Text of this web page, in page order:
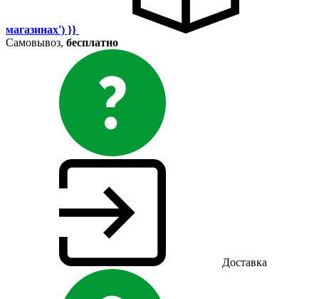
магазинах') }}
Самовывоз, бесплатно
Доставка